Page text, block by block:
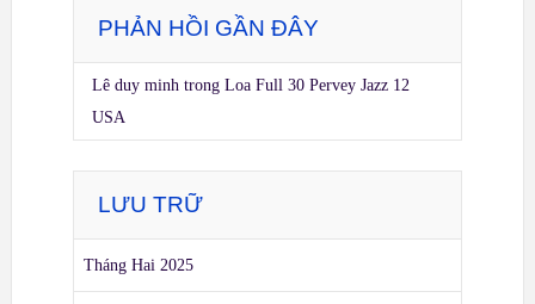
PHẢN HỒI GẦN ĐÂY
Lê duy minh trong Loa Full 30 Pervey Jazz 12
USA
LƯU TRỮ
Tháng Hai 2025